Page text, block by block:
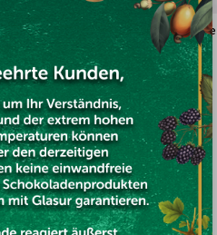
Sirupy Vladimír Blaubeerigeste
Blaubeere 500 ml
Auf Lager
€8,50